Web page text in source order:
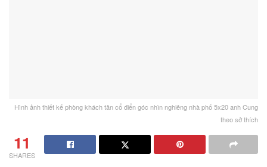
Hình ảnh thiết kế phòng khách tân cổ điển góc nhìn nghiêng nhà phố 5x20 anh Cung
theo sở thích
11
SHARES